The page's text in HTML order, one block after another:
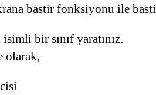
bastir fonksiyonu ile
isimli bir sınıf yaratınız.
olarak,